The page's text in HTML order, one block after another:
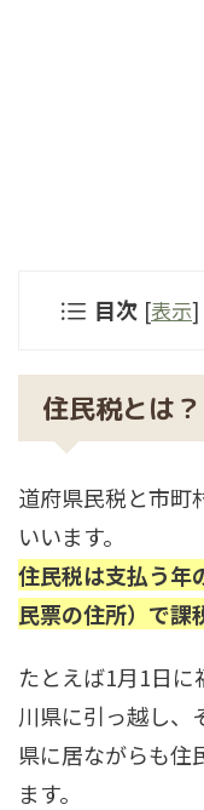
目次 [表示]
住民税とは？
道府県民税と市町
いいます。
住民税は支払う年
民票の住所）で課
たとえば1月1日に
川県に引っ越し、
県に居ながらも住
ます。